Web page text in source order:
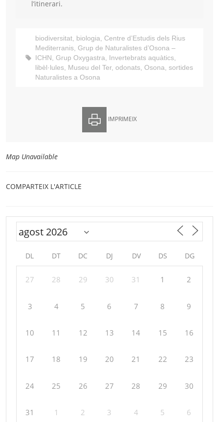
l’itinerari.
biodiversitat, biologia, Centre d’Estudis dels Rius
Mediterranis, Grup de Naturalistes d’Osona –
ICHN, Grup Oxygastra, Invertebrats aquàtics,
libèl·lules, Museu del Ter, odonats, Osona, sortides
Naturalistes a Osona
IMPRIMEIX
Map Unavailable
COMPARTEIX L'ARTICLE
DL DT DC DJ DV DS DG
27 28 29 30 31 1 2
3 4 5 6 7 8 9
10 11 12 13 14 15 16
17 18 19 20 21 22 23
24 25 26 27 28 29 30
31 1 2 3 4 5 6